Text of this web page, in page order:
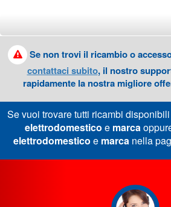
Se non trovi il ricambio o
contattaci subito, il nostro
rapidamente la nostra migliore
Se vuoi trovare tutti ricambi
elettrodomestico e marca
elettrodomestico e marcanella